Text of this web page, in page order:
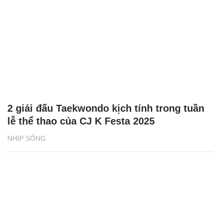
NHỊP SỐNG
2 giải đấu Taekwondo kịch tính trong tuần
lễ thể thao của CJ K Festa 2025